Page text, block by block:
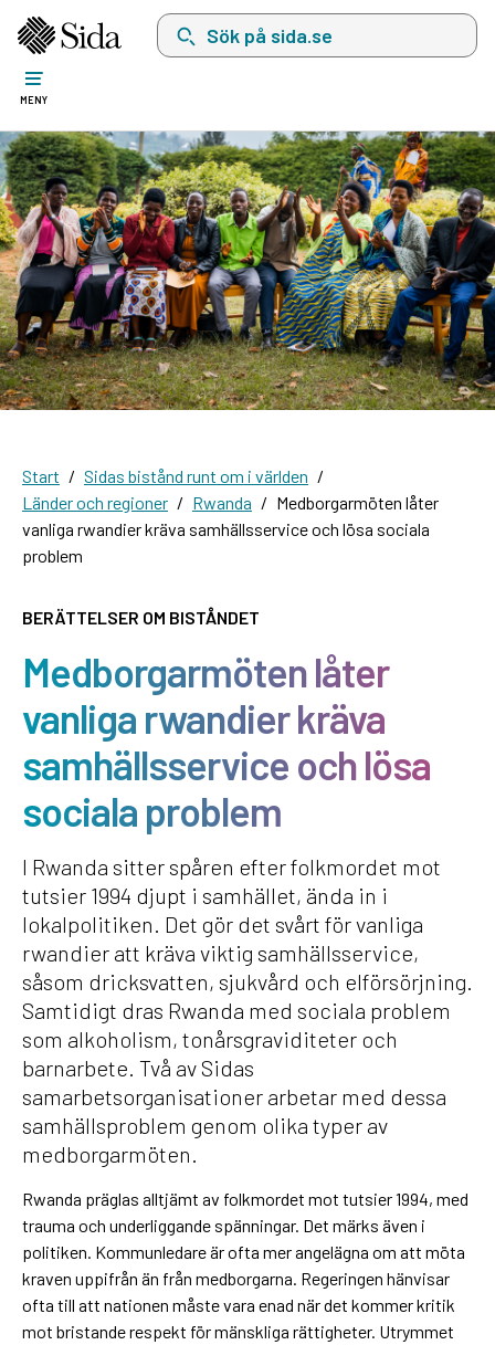
Sök på sida.se, sökförslag kommer att visas
MENY
Start
Sidas bistånd runt om i världen
Länder och regioner
Rwanda
Medborgarmöten låter
vanliga rwandier kräva samhällsservice och lösa sociala
problem
BERÄTTELSER OM BISTÅNDET
Medborgarmöten låter
vanliga rwandier kräva
samhällsservice och lösa
sociala problem
I Rwanda sitter spåren efter folkmordet mot
tutsier 1994 djupt i samhället, ända in i
lokalpolitiken. Det gör det svårt för vanliga
rwandier att kräva viktig samhällsservice,
såsom dricksvatten, sjukvård och elförsörjning.
Samtidigt dras Rwanda med sociala problem
som alkoholism, tonårsgraviditeter och
barnarbete. Två av Sidas
samarbetsorganisationer arbetar med dessa
samhällsproblem genom olika typer av
medborgarmöten.
Rwanda präglas alltjämt av folkmordet mot tutsier 1994, med
trauma och underliggande spänningar. Det märks även i
politiken. Kommunledare är ofta mer angelägna om att möta
kraven uppifrån än från medborgarna. Regeringen hänvisar
ofta till att nationen måste vara enad när det kommer kritik
mot bristande respekt för mänskliga rättigheter. Utrymmet